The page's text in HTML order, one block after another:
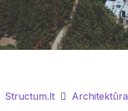
Structum.lt Architektūra